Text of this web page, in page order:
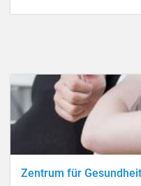
Zentrum für